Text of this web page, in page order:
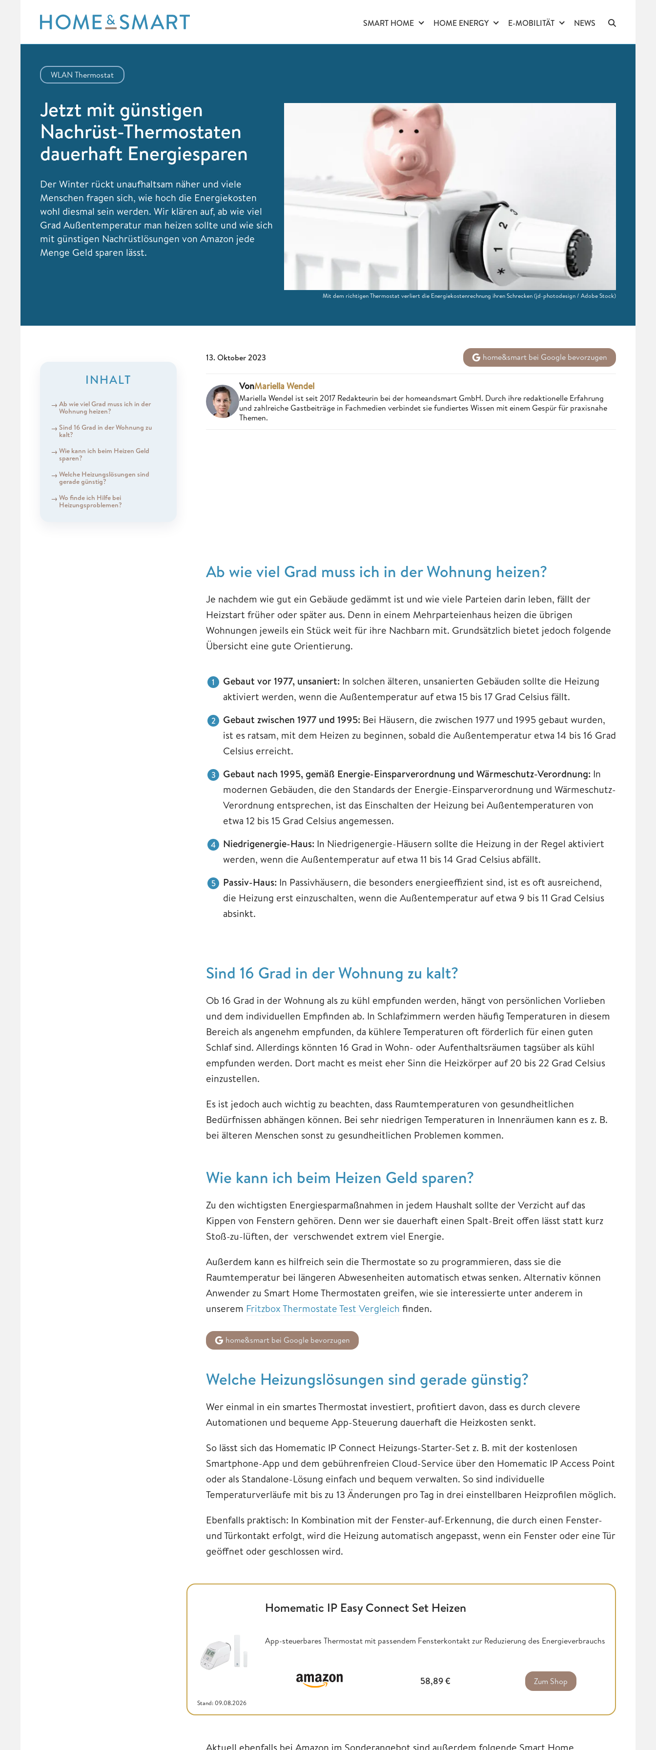
content
SMART HOME HOME ENERGY E-MOBILITÄT NEWS
WLAN Thermostat
Jetzt mit günstigen
Nachrüst-Thermostaten
dauerhaft Energiesparen
Der Winter rückt unaufhaltsam näher und viele
Menschen fragen sich, wie hoch die Energiekosten
wohl diesmal sein werden. Wir klären auf, ab wie viel
Grad Außentemperatur man heizen sollte und wie sich
mit günstigen Nachrüstlösungen von Amazon jede
Menge Geld sparen lässt.
Mit dem richtigen Thermostat verliert die Energiekostenrechnung ihren Schrecken(jd-photodesign / Adobe Stock)
INHALT
Ab wie viel Grad muss ich in der
Wohnung heizen?
Sind 16 Grad in der Wohnung zu
kalt?
Wie kann ich beim Heizen Geld
sparen?
Welche Heizungslösungen sind
gerade günstig?
Wo finde ich Hilfe bei
Heizungsproblemen?
13. Oktober 2023 home&smart bei Google bevorzugen
VonMariella Wendel
Mariella Wendel ist seit 2017 Redakteurin bei der homeandsmart GmbH. Durch ihre redaktionelle Erfahrung
und zahlreiche Gastbeiträge in Fachmedien verbindet sie fundiertes Wissen mit einem Gespür für praxisnahe
Themen.
Ab wie viel Grad muss ich in der Wohnung heizen?
Je nachdem wie gut ein Gebäude gedämmt ist und wie viele Parteien darin leben, fällt der
Heizstart früher oder später aus. Denn in einem Mehrparteienhaus heizen die übrigen
Wohnungen jeweils ein Stück weit für ihre Nachbarn mit. Grundsätzlich bietet jedoch folgende
Übersicht eine gute Orientierung.
Gebaut vor 1977, unsaniert: In solchen älteren, unsanierten Gebäuden sollte die Heizung
aktiviert werden, wenn die Außentemperatur auf etwa 15 bis 17 Grad Celsius fällt.
Gebaut zwischen 1977 und 1995: Bei Häusern, die zwischen 1977 und 1995 gebaut wurden,
ist es ratsam, mit dem Heizen zu beginnen, sobald die Außentemperatur etwa 14 bis 16 Grad
Celsius erreicht.
Gebaut nach 1995, gemäß Energie-Einsparverordnung und Wärmeschutz-Verordnung: In
modernen Gebäuden, die den Standards der Energie-Einsparverordnung und Wärmeschutz-
Verordnung entsprechen, ist das Einschalten der Heizung bei Außentemperaturen von
etwa 12 bis 15 Grad Celsius angemessen.
Niedrigenergie-Haus: In Niedrigenergie-Häusern sollte die Heizung in der Regel aktiviert
werden, wenn die Außentemperatur auf etwa 11 bis 14 Grad Celsius abfällt.
Passiv-Haus: In Passivhäusern, die besonders energieeffizient sind, ist es oft ausreichend,
die Heizung erst einzuschalten, wenn die Außentemperatur auf etwa 9 bis 11 Grad Celsius
absinkt.
Sind 16 Grad in der Wohnung zu kalt?
Ob 16 Grad in der Wohnung als zu kühl empfunden werden, hängt von persönlichen Vorlieben
und dem individuellen Empfinden ab. In Schlafzimmern werden häufig Temperaturen in diesem
Bereich als angenehm empfunden, da kühlere Temperaturen oft förderlich für einen guten
Schlaf sind. Allerdings könnten 16 Grad in Wohn- oder Aufenthaltsräumen tagsüber als kühl
empfunden werden. Dort macht es meist eher Sinn die Heizkörper auf 20 bis 22 Grad Celsius
einzustellen.
Es ist jedoch auch wichtig zu beachten, dass Raumtemperaturen von gesundheitlichen
Bedürfnissen abhängen können. Bei sehr niedrigen Temperaturen in Innenräumen kann es z. B.
bei älteren Menschen sonst zu gesundheitlichen Problemen kommen.
Wie kann ich beim Heizen Geld sparen?
Zu den wichtigsten Energiesparmaßnahmen in jedem Haushalt sollte der Verzicht auf das
Kippen von Fenstern gehören. Denn wer sie dauerhaft einen Spalt-Breit offen lässt statt kurz
Stoß-zu-lüften, der verschwendet extrem viel Energie.
Außerdem kann es hilfreich sein die Thermostate so zu programmieren, dass sie die
Raumtemperatur bei längeren Abwesenheiten automatisch etwas senken. Alternativ können
Anwender zu Smart Home Thermostaten greifen, wie sie interessierte unter anderem in
unserem Fritzbox Thermostate Test Vergleich finden.
home&smart bei Google bevorzugen
Welche Heizungslösungen sind gerade günstig?
Wer einmal in ein smartes Thermostat investiert, profitiert davon, dass es durch clevere
Automationen und bequeme App-Steuerung dauerhaft die Heizkosten senkt.
So lässt sich das Homematic IP Connect Heizungs-Starter-Set z. B. mit der kostenlosen
Smartphone-App und dem gebührenfreien Cloud-Service über den Homematic IP Access Point
oder als Standalone-Lösung einfach und bequem verwalten. So sind individuelle
Temperaturverläufe mit bis zu 13 Änderungen pro Tag in drei einstellbaren Heizprofilen möglich.
Ebenfalls praktisch: In Kombination mit der Fenster-auf-Erkennung, die durch einen Fenster-
und Türkontakt erfolgt, wird die Heizung automatisch angepasst, wenn ein Fenster oder eine Tür
geöffnet oder geschlossen wird.
Stand: 09.08.2026
Homematic IP Easy Connect Set Heizen
App-steuerbares Thermostat mit passendem Fensterkontakt zur Reduzierung des Energieverbrauchs
58,89€ Zum Shop
Aktuell ebenfalls bei Amazon im Sonderangebot sind außerdem folgende Smart Home